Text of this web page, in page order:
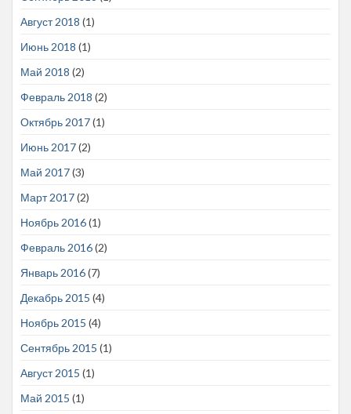
Август 2018 (1)
Июнь 2018 (1)
Май 2018 (2)
Февраль 2018 (2)
Октябрь 2017(1)
Июнь 2017(2)
Май 2017(3)
Март 2017(2)
Ноябрь 2016(1)
Февраль 2016(2)
Январь 2016(7)
Декабрь 2015 (4)
Ноябрь 2015 (4)
Сентябрь 2015 (1)
Август 2015 (1)
Май 2015 (1)